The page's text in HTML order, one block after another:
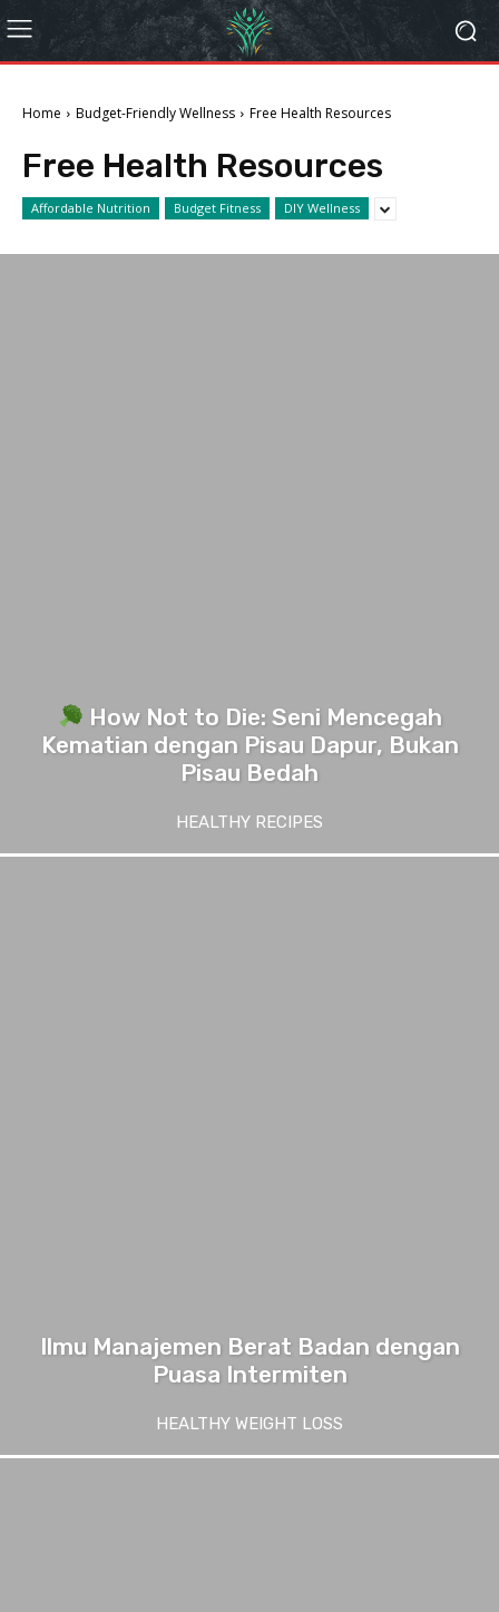
Home Budget-Friendly Wellness Free Health Resources
Free Health Resources
Affordable Nutrition Budget Fitness DIY Wellness
How Not to Die: Seni Mencegah
Kematian dengan Pisau Dapur, Bukan
Pisau Bedah
HEALTHY RECIPES
Ilmu Manajemen Berat Badan dengan
Puasa Intermiten
HEALTHY WEIGHT LOSS